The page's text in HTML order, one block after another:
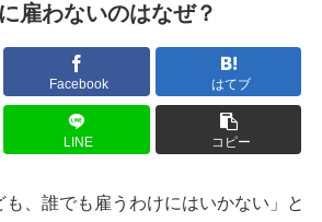
雇わないのはなぜ？
Facebook はてブ
LINE コピー
も、誰でも雇うわけにはいかない」と